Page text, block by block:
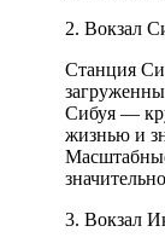
2. Вокзал
Станция
Сибуя —
жизнью и
3. Вокзал